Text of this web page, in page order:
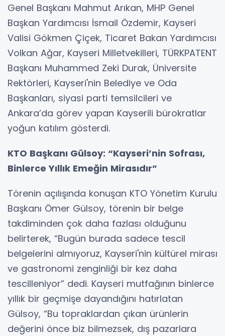
Genel Başkanı Mahmut Arıkan, MHP Genel
Başkan Yardımcısı İsmail Özdemir, Kayseri
Valisi Gökmen Çiçek, Ticaret Bakan Yardımcısı
Volkan Ağar, Kayseri Milletvekilleri, TÜRKPATENT
Başkanı Muhammed Zeki Durak, Üniversite
Rektörleri, Kayseri'nin Belediye ve Oda
Başkanları, siyasi parti temsilcileri ve
Ankara’da görev yapan Kayserili bürokratlar
yoğun katılım gösterdi.
KTO Başkanı Gülsoy: “Kayseri’nin Sofrası,
Binlerce Yıllık Emeğin Mirasıdır”
Törenin açılışında konuşan KTO Yönetim Kurulu
Başkanı Ömer Gülsoy, törenin bir belge
takdiminden çok daha fazlası olduğunu
belirterek, “Bugün burada sadece tescil
belgelerini almıyoruz, Kayseri'nin kültürel mirası
ve gastronomi zenginliği bir kez daha
tescilleniyor” dedi. Kayseri mutfağının binlerce
yıllık bir geçmişe dayandığını hatırlatan
Gülsoy, “Bu topraklardan çıkan ürünlerin
değerini önce biz bilmezsek, dış pazarlara